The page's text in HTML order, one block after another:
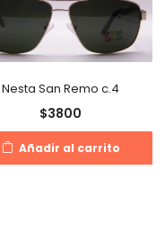
Nesta San Remo c.4
$3800
Añadir al carrito